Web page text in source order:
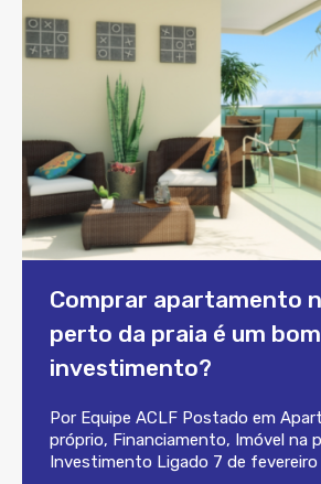
Comprar apartamento
perto da praia é um bom
investimento?
Por Equipe ACLF Postado em
próprio, Financiamento, Imóvel na
Investimento Ligado 7 de